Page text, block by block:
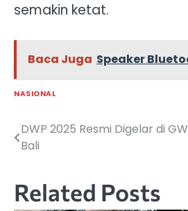
semakin ketat.
Baca Juga Speaker
NASIONAL
Navigasi
DWP 2025 Resmi Digelar di
Bali
Related Posts